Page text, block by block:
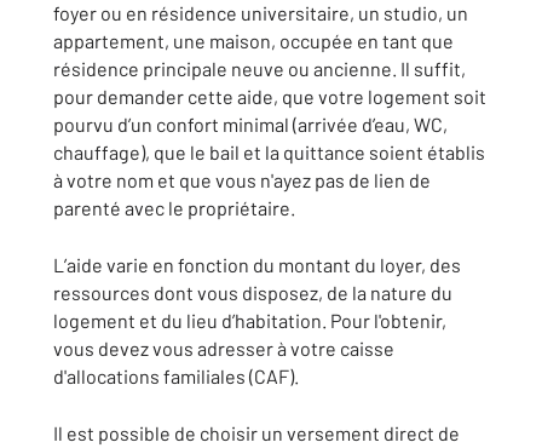
foyer ou en résidence universitaire, un studio, un
appartement, une maison, occupée en tant que
résidence principale neuve ou ancienne. Il suffit,
pour demander cette aide, que votre logement soit
pourvu d’un confort minimal (arrivée d’eau, WC,
chauffage), que le bail et la quittance soient établis
à votre nom et que vous n'ayez pas de lien de
parenté avec le propriétaire.
L’aide varie en fonction du montant du loyer, des
ressources dont vous disposez, de la nature du
logement et du lieu d’habitation. Pour l'obtenir,
vous devez vous adresser à votre caisse
d'allocations familiales (CAF).
Il est possible de choisir un versement direct de